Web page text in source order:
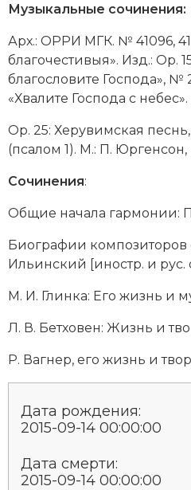
Музыкальные сочинения:
Арх.: ОРРИ МГК. № 41096,
благочестивыя». Изд.: Op.
благословите Господа», №
«Хвалите Господа с
Op. 25: Херувимская
(псалом 1). М.: П. Юргенсон,
Сочинения:
Общие начала гармонии:
Биографии композиторов
Ильинский [иностр. и рус.
М. И. Глинка: Его жизнь и
Л. В. Бетховен: Жизнь и
Р. Вагнер, его жизнь и
Дата рождения:
2015-09-14 00:00:00
Дата смерти:
2015-09-14 00:00:00